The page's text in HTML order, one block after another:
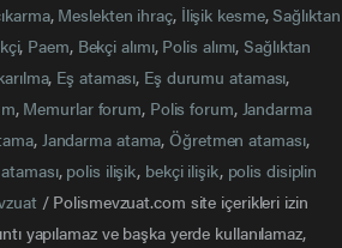
, Meslekten ihraç, İlişik kesme,Sağlıktan
, Paem, Bekçi alımı, Polis alımı,Sağlıktan
, Eş ataması, Eş durumu ataması,
, Memurlar forum, Polis forum, Jandarma
, Jandarma atama,Öğretmen ataması,
, polis ilişik, bekçi ilişik, polis disiplin
/ Polismevzuat.com site içerikleri izin
yapılamaz ve başka yerde kullanılamaz,